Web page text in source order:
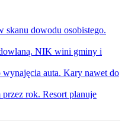
skanu dowodu osobistego.
NIK wini gminy i
auta. Kary nawet do
rok. Resort planuje